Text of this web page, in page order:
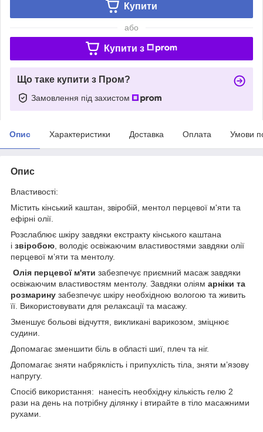
Купити
або
Купити з
Що таке купити з Пром?
Замовлення під захистом
Опис Характеристики Доставка Оплата Умови
Опис
Властивості:
Містить кінський каштан, звіробій, ментол перцевої м'яти та
ефірні олії.
Розслаблює шкіру завдяки екстракту кінського каштана
і звіробою , володіє освіжаючим властивостями завдяки олії
перцевої м’яти та ментолу.
Олія перцевої м'яти забезпечує приємний масаж завдяки
освіжаючим властивостям ментолу. Завдяки оліям арніки та
розмарину забезпечує шкіру необхідною вологою та живить
її. Використовувати для релаксації та масажу.
Зменшує больові відчуття, викликані варикозом, зміцнює
судини.
Допомагає зменшити біль в області шиї, плеч та ніг.
Допомагає зняти набряклість і припухлість тіла, зняти м’язову
напругу.
Спосіб використання: нанесіть необхідну кількість гелю 2
рази на день на потрібну ділянку і втирайте в тіло масажними
рухами.